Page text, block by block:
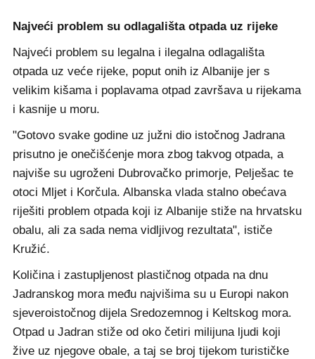
Najveći problem su odlagališta otpada uz rijeke
Najveći problem su legalna i ilegalna odlagališta
otpada uz veće rijeke, poput onih iz Albanije jer s
velikim kišama i poplavama otpad završava u rijekama
i kasnije u moru.
"Gotovo svake godine uz južni dio istočnog Jadrana
prisutno je onečišćenje mora zbog takvog otpada, a
najviše su ugroženi Dubrovačko primorje, Pelješac te
otoci Mljet i Korčula. Albanska vlada stalno obećava
riješiti problem otpada koji iz Albanije stiže na hrvatsku
obalu, ali za sada nema vidljivog rezultata", ističe
Kružić.
Količina i zastupljenost plastičnog otpada na dnu
Jadranskog mora među najvišima su u Europi nakon
sjeveroistočnog dijela Sredozemnog i Keltskog mora.
Otpad u Jadran stiže od oko četiri milijuna ljudi koji
žive uz njegove obale, a taj se broj tijekom turističke